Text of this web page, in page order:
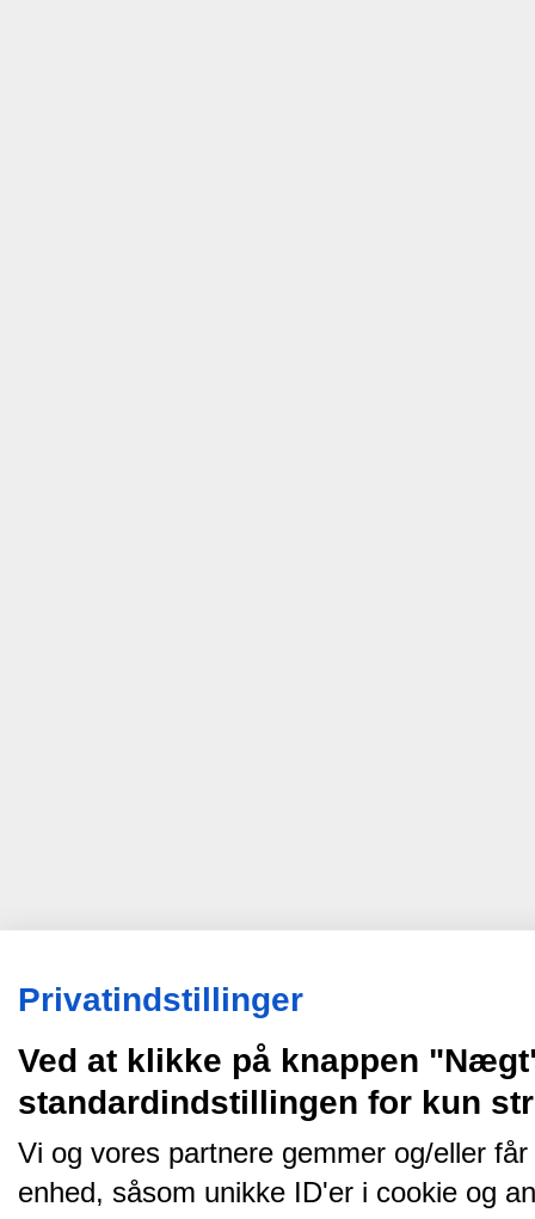
Privatindstillinger
Ved at klikke på knappen
standardindstillingen for kun
Vi og vores partnere gemmer og/eller
enhed, såsom unikke ID'er i cookie og